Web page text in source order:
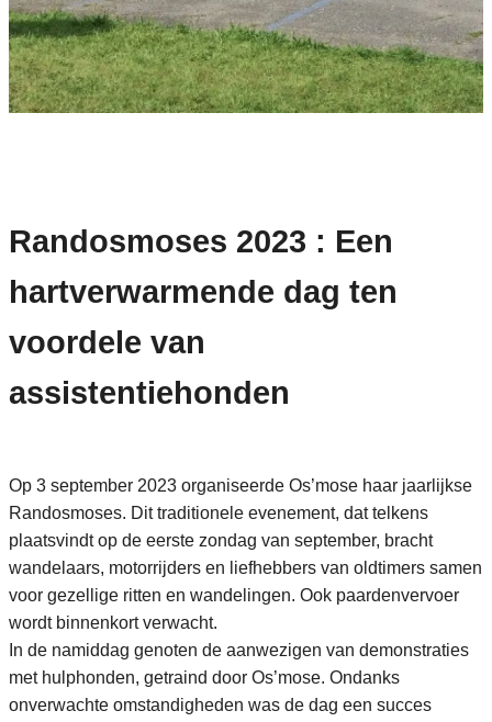
Randosmoses 2023 : Een
hartverwarmende dag ten
voordele van
assistentiehonden
Op 3 september 2023 organiseerde Os’mose haar jaarlijkse
Randosmoses. Dit traditionele evenement, dat telkens
plaatsvindt op de eerste zondag van september, bracht
wandelaars, motorrijders en liefhebbers van oldtimers samen
voor gezellige ritten en wandelingen. Ook paardenvervoer
wordt binnenkort verwacht.
In de namiddag genoten de aanwezigen van demonstraties
met hulphonden, getraind door Os’mose. Ondanks
onverwachte omstandigheden was de dag een succes